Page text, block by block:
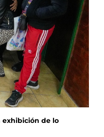
exhibición de lo